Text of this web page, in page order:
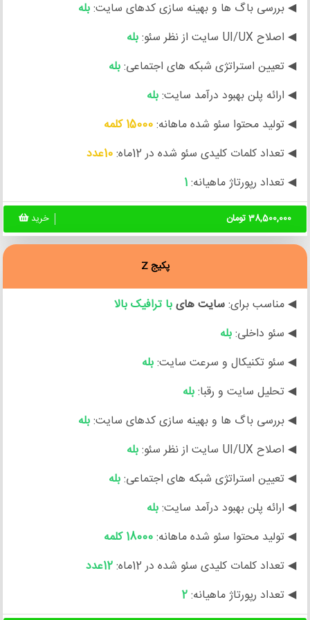
◀ بررسی باگ ها و بهینه سازی کدهای سایت:بله
◀ اصلاح UI/UX سایت از نظر سئو:
بله
◀ تعیین استراتژی شبکه های اجتماعی:بله
◀ ارائه پلن بهبود درآمد سایت:بله
◀ تولید محتوا سئو شده ماهانه:15000 کلمه
◀ تعداد کلمات کلیدی سئو شده در 12ماه:
10عدد
◀ تعداد رپورتاژ ماهیانه:1
38,500,000 تومان خرید
پکیج Z
◀ مناسب برای:سایت هایبا ترافیک بالا
◀ سئو داخلی:بله
◀ سئو تکنیکال و سرعت سایت:بله
◀ تحلیل سایت و رقبا:بله
◀ بررسی باگ ها و بهینه سازی کدهای سایت:بله
◀ اصلاح UI/UX سایت از نظر سئو:
بله
◀ تعیین استراتژی شبکه های اجتماعی:بله
◀ ارائه پلن بهبود درآمد سایت:بله
◀ تولید محتوا سئو شده ماهانه:18000 کلمه
◀ تعداد کلمات کلیدی سئو شده در 12ماه:
12عدد
◀ تعداد رپورتاژ ماهیانه:2